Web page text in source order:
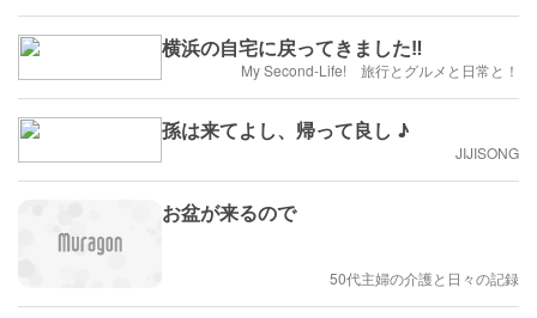
横浜の自宅に戻ってきました‼️
My Second-Life! 旅行とグルメと日常と！
孫は来てよし、帰って良し ♪
JIJISONG
お盆が来るので
50代主婦の介護と日々の記録